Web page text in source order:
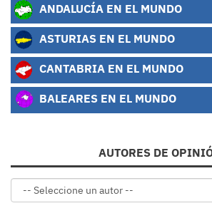
ANDALUCÍA EN EL MUNDO
ASTURIAS EN EL MUNDO
CANTABRIA EN EL MUNDO
BALEARES EN EL MUNDO
AUTORES DE